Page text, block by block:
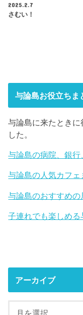
2025.2.7
さむい！
与論島お役立ちま
与論島に来たとき
した。
与論島の病院、銀行
与論島の人気カフェ
与論島のおすすめの
子連れでも楽しめる
アーカイブ